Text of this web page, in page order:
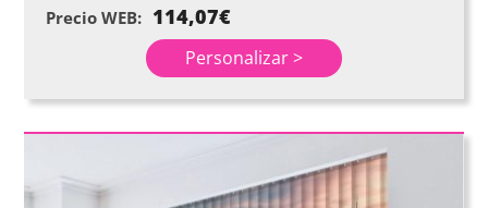
Precio WEB: 114,07€
Personalizar >